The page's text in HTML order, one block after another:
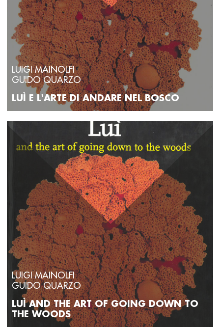
LUIGI MAINOLFI
GUIDO QUARZO
LUÌ E L'ARTE DI ANDARE NEL BOSCO
LUIGI MAINOLFI
GUIDO QUARZO
LUÌ AND THE ART OF GOING DOWN TO
THE WOODS